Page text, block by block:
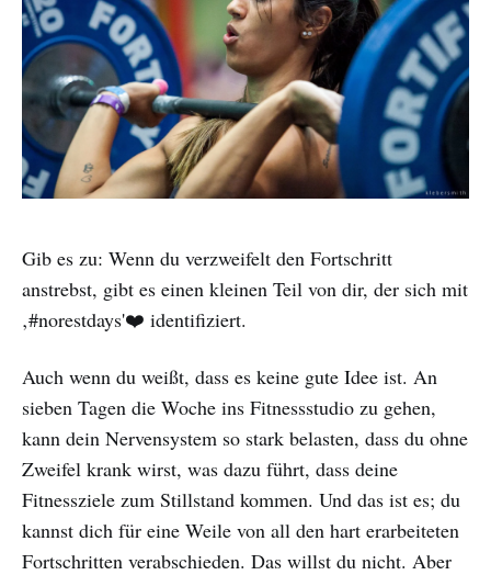
Gib es zu: Wenn du verzweifelt den Fortschritt
anstrebst, gibt es einen kleinen Teil von dir, der sich mit
‚#norestdays'❤️ identifiziert.
Auch wenn du weißt, dass es keine gute Idee ist. An
sieben Tagen die Woche ins Fitnessstudio zu gehen,
kann dein Nervensystem so stark belasten, dass du ohne
Zweifel krank wirst, was dazu führt, dass deine
Fitnessziele zum Stillstand kommen. Und das ist es; du
kannst dich für eine Weile von all den hart erarbeiteten
Fortschritten verabschieden. Das willst du nicht. Aber